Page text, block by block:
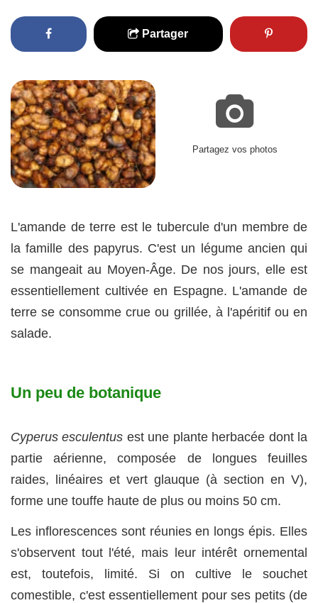
Partager
Partagez vos photos
L'amande de terre est le tubercule d'un membre de
la famille des papyrus. C'est un légume ancien qui
se mangeait au Moyen-Âge. De nos jours, elle est
essentiellement cultivée en Espagne. L'amande de
terre se consomme crue ou grillée, à l'apéritif ou en
salade.
Un peu de botanique
Cyperus esculentus est une plante herbacée dont la
partie aérienne, composée de longues feuilles
raides, linéaires et vert glauque (à section en V),
forme une touffe haute de plus ou moins 50 cm.
Les inflorescences sont réunies en longs épis. Elles
s'observent tout l'été, mais leur intérêt ornemental
est, toutefois, limité. Si on cultive le souchet
comestible, c'est essentiellement pour ses petits (de